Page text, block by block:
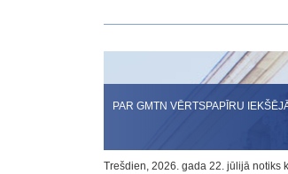
PAR GMTN VĒRTSPAPĪRU
Trešdien, 2026. gada 22. jūlijā notiks